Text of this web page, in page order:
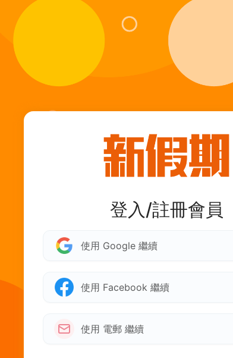
登入/註冊會員
使用 Google 繼續
使用 Facebook 繼續
使用 電郵 繼續